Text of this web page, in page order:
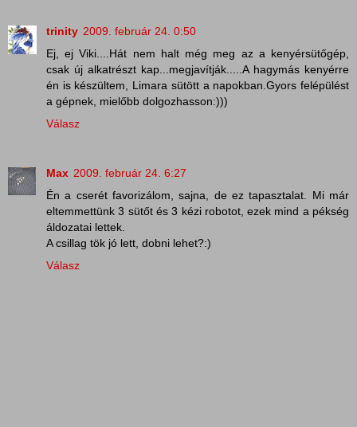
trinity 2009. február 24. 0:50
Ej, ej Viki....Hát nem halt még meg az a kenyérsütőgép,
csak új alkatrészt kap...megjavítják.....A hagymás kenyérre
én is készültem, Limara sütött a napokban.Gyors felépülést
a gépnek, mielőbb dolgozhasson:)))
Válasz
Max 2009. február 24. 6:27
Én a cserét favorizálom, sajna, de ez tapasztalat. Mi már
eltemmettünk 3 sütőt és 3 kézi robotot, ezek mind a pékség
áldozatai lettek.
A csillag tök jó lett, dobni lehet?:)
Válasz